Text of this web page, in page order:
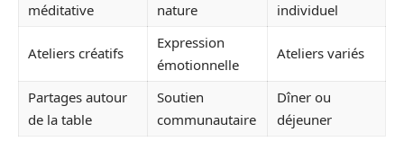
méditative
nature
individuel
Ateliers créatifs
Expression
émotionnelle
Ateliers variés
Partages autour
de la table
Soutien
communautaire
Dîner ou
déjeuner